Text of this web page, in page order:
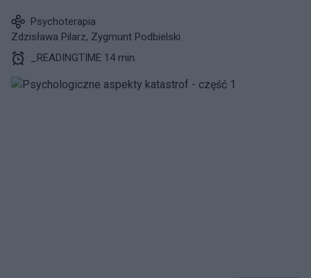
Psychoterapia
Zdzisława Pilarz, Zygmunt Podbielski
_READINGTIME 14 min.